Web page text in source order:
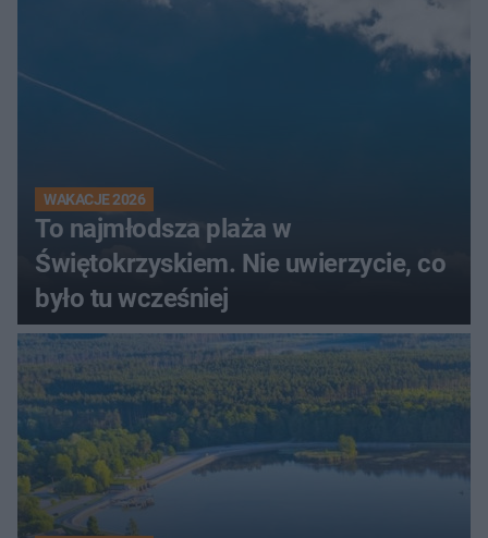
WAKACJE 2026
To najmłodsza plaża w
Świętokrzyskiem. Nie uwierzycie, co
było tu wcześniej